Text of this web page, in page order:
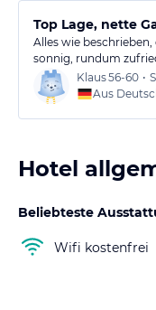
Top Lage, nette
Alles wie
sonnig, rundum
Klaus56-60 •
Aus
Hotel
Beliebteste
Wifi kostenfrei